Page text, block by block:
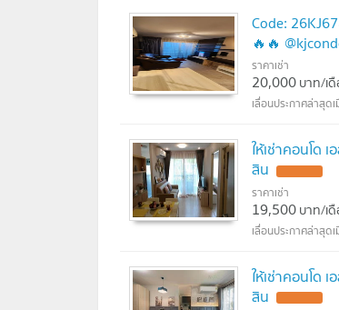
เมเจอร์เอกมัย : 5.3 กม.
ซีคอนสแควร์ : 6.4 กม.
พาราไดซ์ พาร์ค : 6.6 กม.
HaHa mall : 7 กม.
Emquartier : 7.3 กม.
Emporium : 7.3 กม.
ตลาดนัดรถไฟ : 9.5 กม.
ร.พ.กล้วยน้ำไท : 5 กม.
ร.พ.สุขุมวิท : 5 กม.
รพ.ไทยนครินทร์ : 5.7 กม.
Anglo Singapore
Bangkok Prep : 4.7 กม.
Code:
🔥🔥
ราคาเช่า
20,000บาท/เ
ให้เช่าคอนโด
สิน
ราคาเช่า
19,500บาท/เ
ให้เช่าคอนโด
สิน